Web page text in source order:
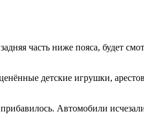
часть ниже пояса, будет
детские игрушки,
Автомобили